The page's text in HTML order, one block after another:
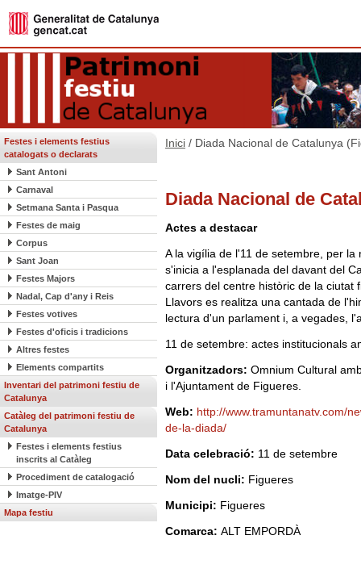
Festes i elements festius
catalogats o declarats
Sant Antoni
Carnaval
Setmana Santa i Pasqua
Festes de maig
Corpus
Sant Joan
Festes Majors
Nadal, Cap d'any i Reis
Festes votives
Festes d'oficis i tradicions
Altres festes
Elements compartits
Inventari del patrimoni festiu de
Catalunya
Catàleg del patrimoni festiu de
Catalunya
Festes i elements festius
inscrits al Catàleg
Procediment de catalogació
Imatge-PIV
Mapa festiu
Inici / Diada Nacional de Catalunya
Diada Nacional de
Actes a destacar
A la vigília de l'11 de setembre, per
s'inicia a l'esplanada del davant del
carrers del centre històric de la ciutat
Llavors es realitza una cantada de
lectura d'un parlament i, a vegades,
11 de setembre: actes institucionals
Organitzadors: Omnium Cultural
i l'Ajuntament de Figueres.
Web: http://www.tramuntanatv.com/
de-la-diada/
Data celebració: 11 de setembre
Nom del nucli: Figueres
Municipi: Figueres
Comarca: ALT EMPORDÀ